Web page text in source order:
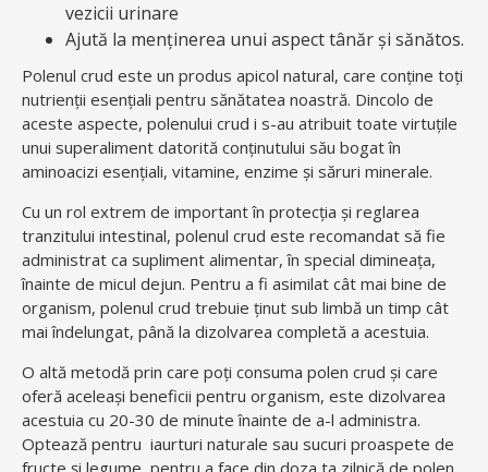
vezicii urinare
Ajută la menținerea unui aspect tânăr și sănătos.
Polenul crud este un produs apicol natural, care conține toți
nutrienții esențiali pentru sănătatea noastră. Dincolo de
aceste aspecte, polenului crud i s-au atribuit toate virtuțile
unui superaliment datorită conținutului său bogat în
aminoacizi esențiali, vitamine, enzime și săruri minerale.
Cu un rol extrem de important în protecția și reglarea
tranzitului intestinal, polenul crud este recomandat să fie
administrat ca supliment alimentar, în special dimineața,
înainte de micul dejun. Pentru a fi asimilat cât mai bine de
organism, polenul crud trebuie ținut sub limbă un timp cât
mai îndelungat, până la dizolvarea completă a acestuia.
O altă metodă prin care poți consuma polen crud și care
oferă aceleași beneficii pentru organism, este dizolvarea
acestuia cu 20-30 de minute înainte de a-l administra.
Optează pentru iaurturi naturale sau sucuri proaspete de
fructe și legume, pentru a face din doza ta zilnică de polen